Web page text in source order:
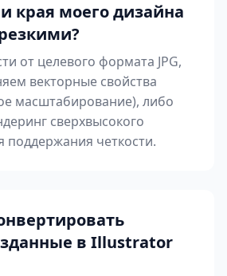
края моего дизайна
от целевого формата JPG,
векторные свойства
масштабирование), либо
сверхвысокого
поддержания четкости.
в Illustrator